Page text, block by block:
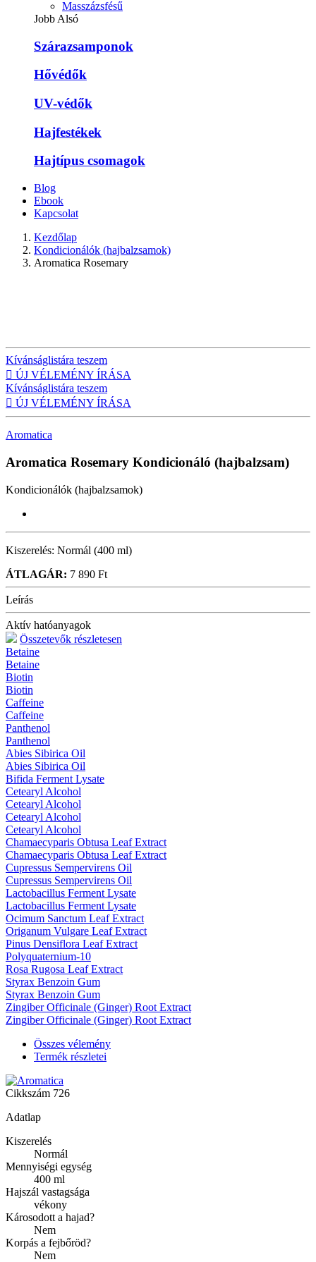
Masszázsfésű
Jobb Alsó
Szárazsamponok
Hővédők
UV-védők
Hajfestékek
Hajtípus csomagok
Blog
Ebook
Kapcsolat
Kezdőlap
Kondicionálók (hajbalzsamok)
Aromatica Rosemary
Kívánságlistára teszem
 ÚJ VÉLEMÉNY ÍRÁSA
Kívánságlistára teszem
 ÚJ VÉLEMÉNY ÍRÁSA
Aromatica
Aromatica Rosemary Kondicionáló (hajbalzsam)
Kondicionálók (hajbalzsamok)
Kiszerelés: Normál (400 ml)
ÁTLAGÁR: 7 890 Ft
Leírás
Aktív hatóanyagok
Összetevők részletesen
Betaine
Betaine
Biotin
Biotin
Caffeine
Caffeine
Panthenol
Panthenol
Abies Sibirica Oil
Abies Sibirica Oil
Bifida Ferment Lysate
Cetearyl Alcohol
Cetearyl Alcohol
Cetearyl Alcohol
Cetearyl Alcohol
Chamaecyparis Obtusa Leaf Extract
Chamaecyparis Obtusa Leaf Extract
Cupressus Sempervirens Oil
Cupressus Sempervirens Oil
Lactobacillus Ferment Lysate
Lactobacillus Ferment Lysate
Ocimum Sanctum Leaf Extract
Origanum Vulgare Leaf Extract
Pinus Densiflora Leaf Extract
Polyquaternium-10
Rosa Rugosa Leaf Extract
Styrax Benzoin Gum
Styrax Benzoin Gum
Zingiber Officinale (Ginger) Root Extract
Zingiber Officinale (Ginger) Root Extract
Összes vélemény
Termék részletei
Cikkszám 726
Adatlap
Kiszerelés
Normál
Mennyiségi egység
400 ml
Hajszál vastagsága
vékony
Károsodott a hajad?
Nem
Korpás a fejbőröd?
Nem